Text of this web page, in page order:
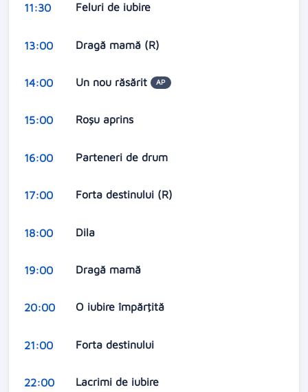
11:30 Feluri de iubire
13:00 Dragă mamă (R)
14:00 Un nou răsărit AP
15:00 Roşu aprins
16:00 Parteneri de drum
17:00 Forta destinului (R)
18:00 Dila
19:00 Dragă mamă
20:00 O iubire împărţită
21:00 Forta destinului
22:00 Lacrimi de iubire